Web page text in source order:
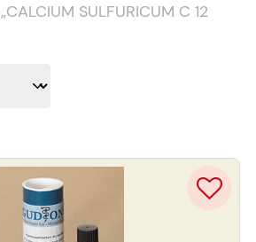
„CALCIUM SULFURICUM C 12